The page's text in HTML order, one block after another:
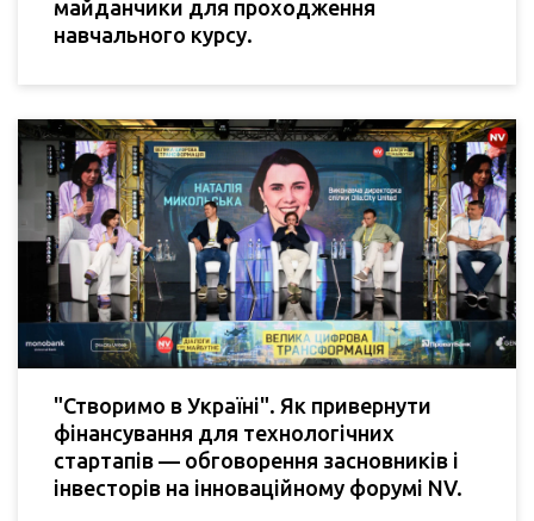
майданчики для проходження
навчального курсу.
"Створимо в Україні". Як привернути
фінансування для технологічних
стартапів — обговорення засновників і
інвесторів на інноваційному форумі NV.